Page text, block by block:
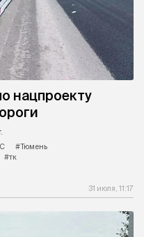
нацпроекту
#Тюмень
#тк
31 июля, 11:17